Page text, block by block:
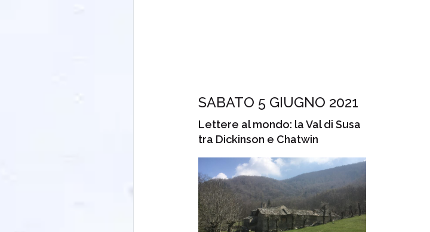
SABATO 5 GIUGNO 2021
Lettere al mondo: la Val di Susa
tra Dickinson e Chatwin